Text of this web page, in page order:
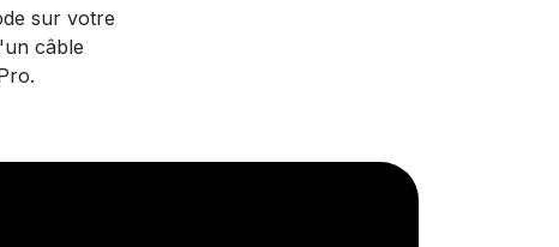
sur votre
câble